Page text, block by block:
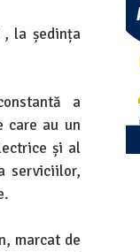
la ședința
a
care au un
și al
serviciilor,
marcat de